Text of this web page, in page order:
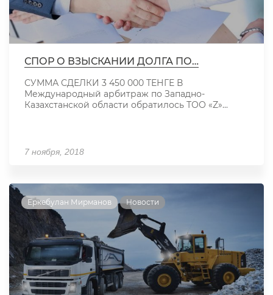
СПОР О ВЗЫСКАНИИ ДОЛГА ПО…
СУММА СДЕЛКИ 3 450 000 ТЕНГЕ В
Международный арбитраж по Западно-
Казахстанской области обратилось ТОО «Z»...
7 ноября, 2018
Еркебулан Мирманов Новости